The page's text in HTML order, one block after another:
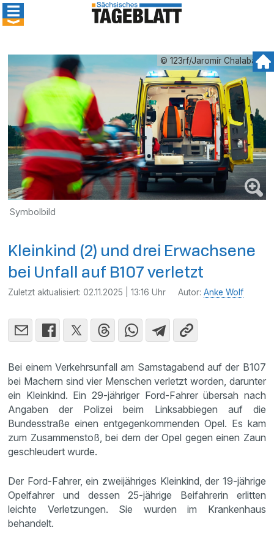
© 123rf/Jaromír Chalabala
Symbolbild
Kleinkind (2) und drei Erwachsene
bei Unfall auf B107 verletzt
Zuletzt aktualisiert:02.11.2025 | 13:16 Uhr Autor:Anke Wolf
Bei einem Verkehrsunfall am Samstagabend auf der B107
bei Machern sind vier Menschen verletzt worden, darunter
ein Kleinkind. Ein 29-jähriger Ford-Fahrer übersah nach
Angaben der Polizei beim Linksabbiegen auf die
Bundesstraße einen entgegenkommenden Opel. Es kam
zum Zusammenstoß, bei dem der Opel gegen einen Zaun
geschleudert wurde.
Der Ford-Fahrer, ein zweijähriges Kleinkind, der 19-jährige
Opelfahrer und dessen 25-jährige Beifahrerin erlitten
leichte Verletzungen. Sie wurden im Krankenhaus
behandelt.